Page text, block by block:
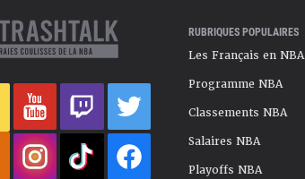
RUBRIQUES POPULAIRES
Les Français en NBA
Programme NBA
Classements NBA
Salaires NBA
Playoffs NBA